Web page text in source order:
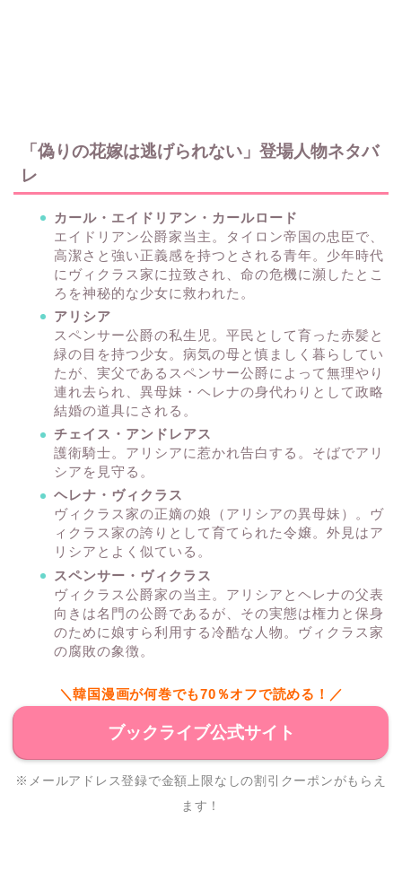
「偽りの花嫁は逃げられない」登場人物ネタバ
レ
カール・エイドリアン・カールロード
エイドリアン公爵家当主。タイロン帝国の忠臣で、
高潔さと強い正義感を持つとされる青年。少年時代
にヴィクラス家に拉致され、命の危機に瀕したとこ
ろを神秘的な少女に救われた。
アリシア
スペンサー公爵の私生児。平民として育った赤髪と
緑の目を持つ少女。病気の母と慎ましく暮らしてい
たが、実父であるスペンサー公爵によって無理やり
連れ去られ、異母妹・ヘレナの身代わりとして政略
結婚の道具にされる。
チェイス・アンドレアス
護衛騎士。アリシアに惹かれ告白する。そばでアリ
シアを見守る。
ヘレナ・ヴィクラス
ヴィクラス家の正嫡の娘（アリシアの異母妹）。ヴ
ィクラス家の誇りとして育てられた令嬢。外見はア
リシアとよく似ている。
スペンサー・ヴィクラス
ヴィクラス公爵家の当主。アリシアとヘレナの父表
向きは名門の公爵であるが、その実態は権力と保身
のために娘すら利用する冷酷な人物。ヴィクラス家
の腐敗の象徴。
＼韓国漫画が何巻でも70％オフで読める！／
ブックライブ公式サイト
※メールアドレス登録で金額上限なしの割引クーポンがもらえ
ます！